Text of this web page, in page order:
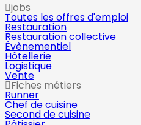
jobs
Toutes les offres d'emploi
Restauration
Restauration collective
Évènementiel
Hôtellerie
Logistique
Vente
Fiches métiers
Runner
Chef de cuisine
Second de cuisine